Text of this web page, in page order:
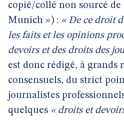
copié/collé non sourcé de
Munich ») : « De ce droit
les faits et les opinions
devoirs et des droits des
est donc rédigé, à grands
consensuels, du strict
journalistes
quelques « droits et